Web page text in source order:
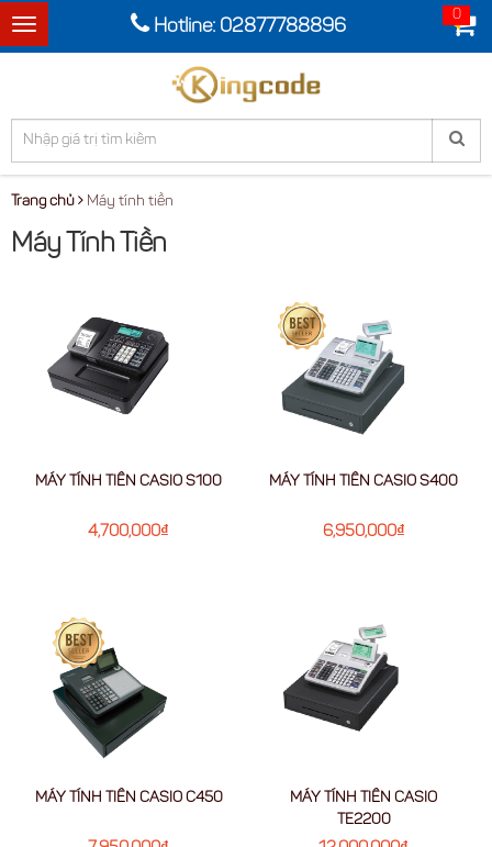
Hotline: 02877788896
0
Toggle
navigation
Trang chủ Máy tính tiền
Máy Tính Tiền
MÁY TÍNH TIỀN CASIO S100
4,700,000₫
MÁY TÍNH TIỀN CASIO S400
6,950,000₫
MÁY TÍNH TIỀN CASIO C450
MÁY TÍNH TIỀN CASIO
TE2200